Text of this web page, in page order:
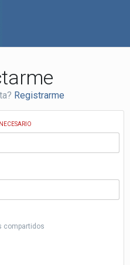
Registrarme
NECESARIO
compartidos